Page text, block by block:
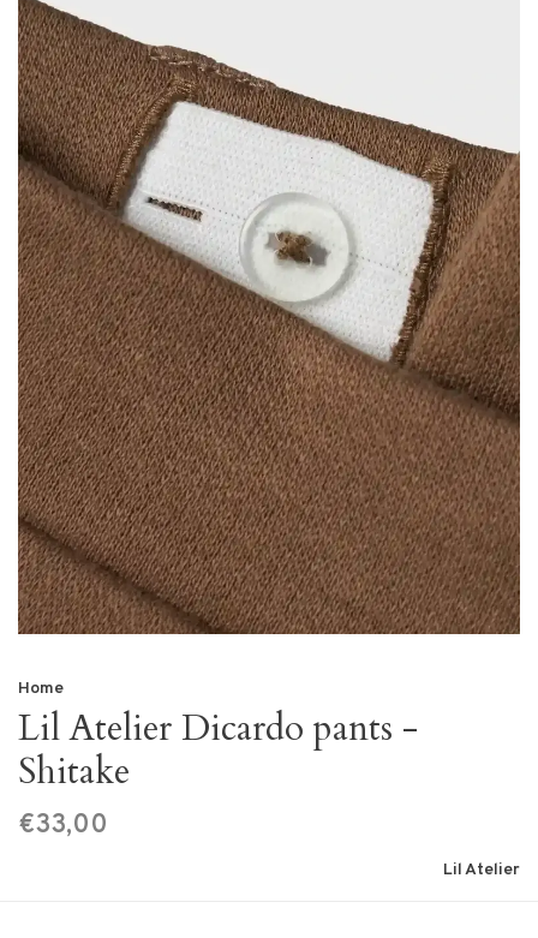
Home
Lil Atelier Dicardo pants -
Shitake
€33,00
Lil Atelier